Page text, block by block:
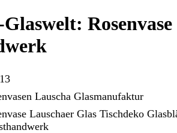
Lauscha Glasmanufaktur
Lauschaer Glas Tischdeko